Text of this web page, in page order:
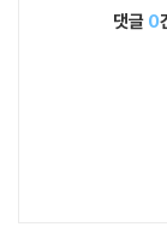
댓글 0